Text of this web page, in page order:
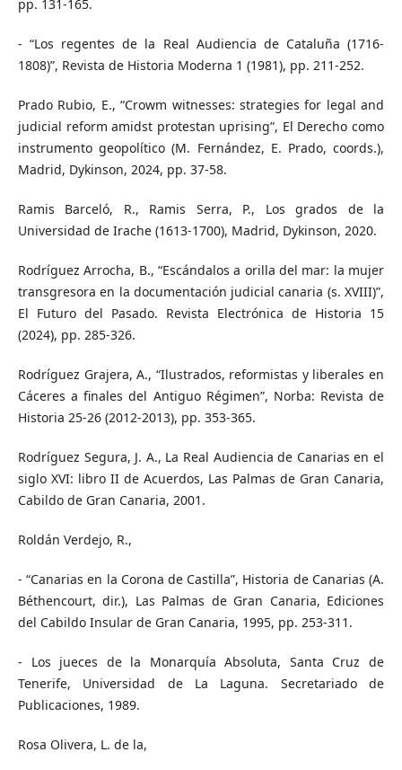
pp. 131-165.
- “Los regentes de la Real Audiencia de Cataluña (1716-
1808)”, Revista de Historia Moderna 1 (1981), pp. 211-252.
Prado Rubio, E., “Crowm witnesses: strategies for legal and
judicial reform amidst protestan uprising”, El Derecho como
instrumento geopolítico (M. Fernández, E. Prado, coords.),
Madrid, Dykinson, 2024, pp. 37-58.
Ramis Barceló, R., Ramis Serra, P., Los grados de la
Universidad de Irache (1613-1700), Madrid, Dykinson, 2020.
Rodríguez Arrocha, B., “Escándalos a orilla del mar: la mujer
transgresora en la documentación judicial canaria (s. XVIII)”,
El Futuro del Pasado. Revista Electrónica de Historia 15
(2024), pp. 285-326.
Rodríguez Grajera, A., “Ilustrados, reformistas y liberales en
Cáceres a finales del Antiguo Régimen”, Norba: Revista de
Historia 25-26 (2012-2013), pp. 353-365.
Rodríguez Segura, J. A., La Real Audiencia de Canarias en el
siglo XVI: libro II de Acuerdos, Las Palmas de Gran Canaria,
Cabildo de Gran Canaria, 2001.
Roldán Verdejo, R.,
- “Canarias en la Corona de Castilla”, Historia de Canarias (A.
Béthencourt, dir.), Las Palmas de Gran Canaria, Ediciones
del Cabildo Insular de Gran Canaria, 1995, pp. 253-311.
- Los jueces de la Monarquía Absoluta, Santa Cruz de
Tenerife, Universidad de La Laguna. Secretariado de
Publicaciones, 1989.
Rosa Olivera, L. de la,